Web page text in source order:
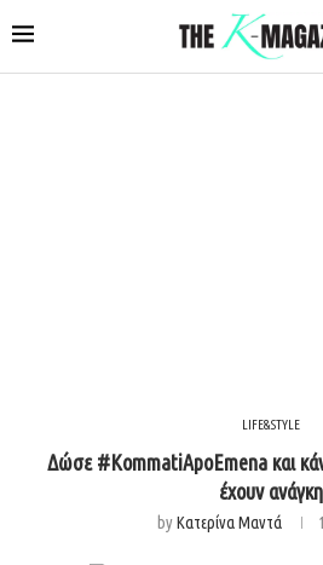
LIFE&STYLE
Δώσε #KommatiApoEmena και
έχουν ανάγκη
byΚατερίνα Μαντά